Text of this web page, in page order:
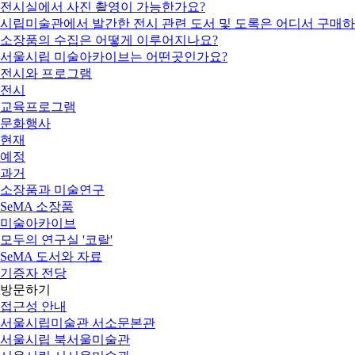
전시실에서 사진 촬영이 가능한가요?
시립미술관에서 발간한 전시 관련 도서 및 도록은 어디서 구매
소장품의 수집은 어떻게 이루어지나요?
서울시립 미술아카이브는 어떤곳인가요?
전시와 프로그램
전시
교육프로그램
문화행사
현재
예정
과거
소장품과 미술연구
SeMA 소장품
미술아카이브
모두의 연구실 '코랄'
SeMA 도서와 자료
기증자 전당
방문하기
접근성 안내
서울시립미술관 서소문본관
서울시립 북서울미술관